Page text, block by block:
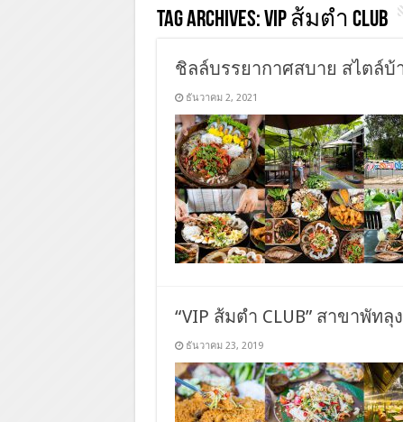
Tag Archives:VIP ส้มตำ CLUB
ชิลล์บรรยากาศสบาย สไตล์บ้
ธันวาคม 2, 2021
“VIP ส้มตำ CLUB” สาขาพั
ธันวาคม 23, 2019